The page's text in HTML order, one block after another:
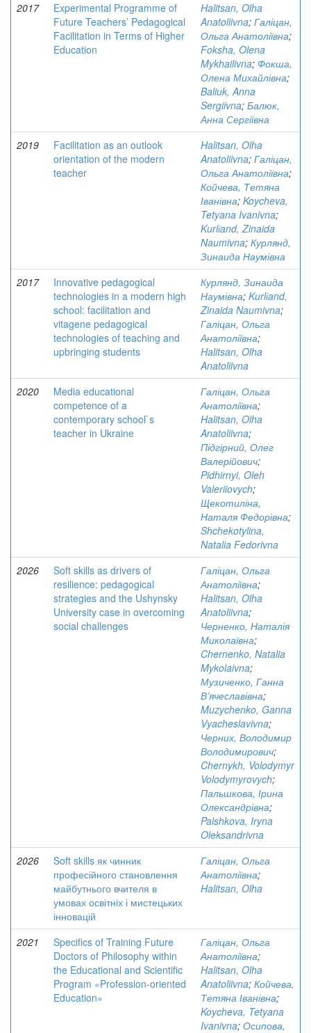
2017
Experimental Programme of
Future Teachers’ Pedagogical
Facilitation in Terms of Higher
Education
Halitsan, Olha
Anatoliivna; Галіцан,
Ольга Анатоліївна;
Foksha, Olena
Mykhailivna; Фокша,
Олена Михайлівна;
Baliuk, Anna
Sergiivna; Балюк,
Анна Сергіївна
2019
Facilitation as an outlook
orientation of the modern
teacher
Halitsan, Olha
Anatoliivna; Галіцан,
Ольга Анатоліївна;
Койчева, Тетяна
Іванівна; Koycheva,
Tetyana Ivanivna;
Kurlіand, Zinaida
Naumivna; Курлянд,
Зинаида Наумівна
2017
Innovative pedagogical
technologies in a modern high
school: facilitation and
vitagene pedagogical
technologies of teaching and
upbringing students
Курлянд, Зинаида
Наумівна; Kurlіand,
Zinaida Naumivna;
Галіцан, Ольга
Анатоліївна;
Halitsan, Olha
Anatoliivna
2020
Media educational
competence of a
contemporary school`s
teacher in Ukraine
Галіцан, Ольга
Анатоліївна;
Halitsan, Olha
Anatoliivna;
Підгірний, Олег
Валерійович;
Pidhirnyi, Oleh
Valeriiovych;
Щекотиліна,
Наталя Федорівна;
Shchekotylina,
Natalia Fedorivna
2026
Soft skills as drivers of
resilience: pedagogical
strategies and the Ushynsky
University case in overcoming
social challenges
Галіцан, Ольга
Анатоліївна;
Halitsan, Olha
Anatoliivna;
Черненко, Наталія
Миколаївна;
Chernenko, Natalia
Mykolaivna;
Музиченко, Ганна
В’ячеславівна;
Muzychenko, Ganna
Vyacheslavivna;
Черних, Володимир
Володимирович;
Chernykh, Volodymyr
Volodymyrovych;
Пальшкова, Ірина
Олександрівна;
Palshkova, Iryna
Oleksandrivna
2026
Soft skills як чинник
професійного становлення
майбутнього вчителя в
умовах освітніх і мистецьких
інновацій
Галіцан, Ольга
Анатоліївна;
Halitsan, Olha
2021
Specifics of Training Future
Doctors of Philosophy within
the Educational and Scientific
Program «Profession-oriented
Education»
Галіцан, Ольга
Анатоліївна;
Halitsan, Olha
Anatoliivna; Койчева,
Тетяна Іванівна;
Koycheva, Tetyana
Ivanivna; Осипова,